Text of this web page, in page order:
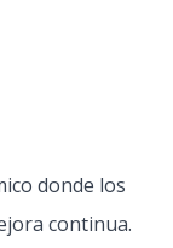
donde los
continua.